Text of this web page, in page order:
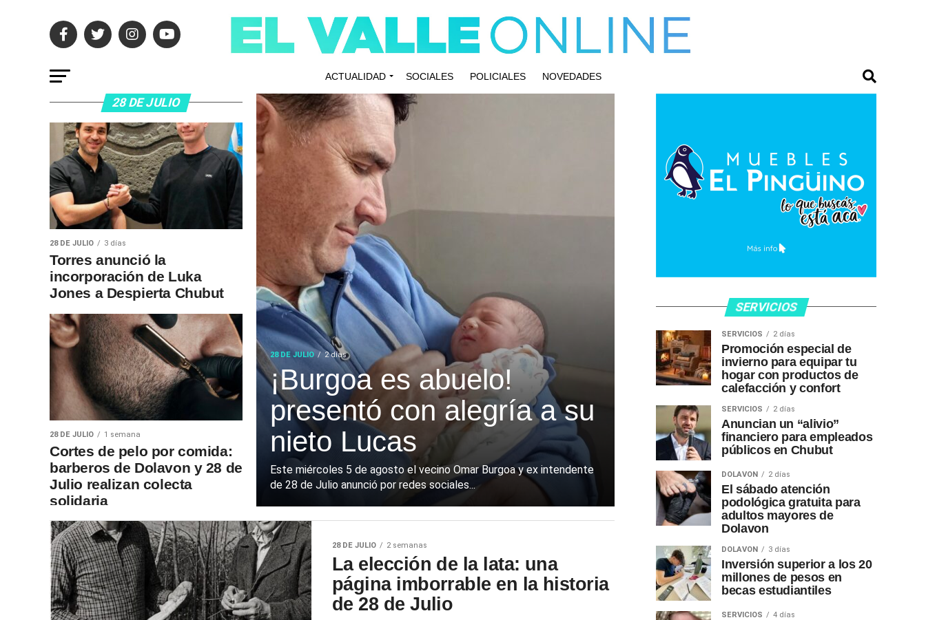
ACTUALIDAD SOCIALES POLICIALES NOVEDADES
28 DE JULIO 2 días
¡Burgoa es abuelo!
presentó con alegría a su
nieto Lucas
Este miércoles 5 de agosto el vecino Omar Burgoa y ex intendente
de 28 de Julio anunció por redes sociales...
28 DE JULIO
28 DE JULIO 3 días
Torres anunció la
incorporación de Luka
Jones a Despierta Chubut
28 DE JULIO 1 semana
Cortes de pelo por comida:
barberos de Dolavon y 28 de
Julio realizan colecta
solidaria
28 DE JULIO 2 semanas
La elección de la lata: una
página imborrable en la historia
de 28 de Julio
SERVICIOS
SERVICIOS 2 días
Promoción especial de
invierno para equipar tu
hogar con productos de
calefacción y confort
SERVICIOS 2 días
Anuncian un “alivio”
financiero para empleados
públicos en Chubut
DOLAVON 2 días
El sábado atención
podológica gratuita para
adultos mayores de
Dolavon
DOLAVON 3 días
Inversión superior a los 20
millones de pesos en
becas estudiantiles
SERVICIOS 4 días